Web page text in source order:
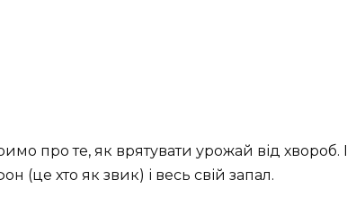
про те, як врятувати урожай від хвороб. І
(це хто як звик) і весь свій запал.